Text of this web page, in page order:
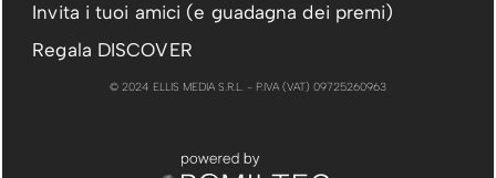
Invita i tuoi amici (e guadagna dei premi)
Regala DISCOVER
© 2024 ELLIS MEDIA S.R.L. - P.IVA (VAT) 09725260963